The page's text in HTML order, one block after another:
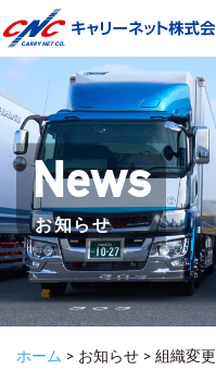
News
お知らせ
ホーム > お知らせ > 組織変更